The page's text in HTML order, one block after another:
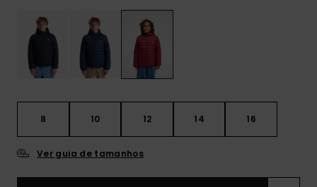
8 10 12 14 16
Ver guia de tamanhos